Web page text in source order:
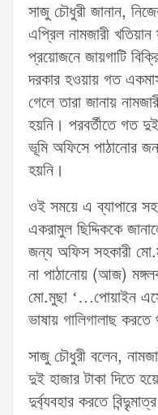
সাজু চৌধুরী জানান,
এপ্রিল নামজারী
প্রয়োজনে জায়গাটি
দরকার হওয়ায় গত
গেলে তারা জানায়
হয়নি। পরবর্তীতে গত
ভূমি অফিসে পাঠানোর
হয়নি।
ওই সময়ে এ ব্যাপারে
একরামুল ছিদ্দিককে
জন্য অফিস সহকারী
না পাঠানোয় (আজ)
মো.মুছা ‘…পোয়াইন
ভাষায় গালিগালাছ করতে
সাজু চৌধুরী বলেন,
দুই হাজার টাকা দিতে
দুর্ব্যবহার করতে